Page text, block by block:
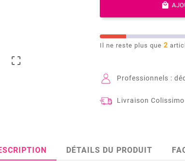


Il ne reste plus que 2
Professionnels :
Livraison Colissimo
DÉTAILS DU PRODUIT